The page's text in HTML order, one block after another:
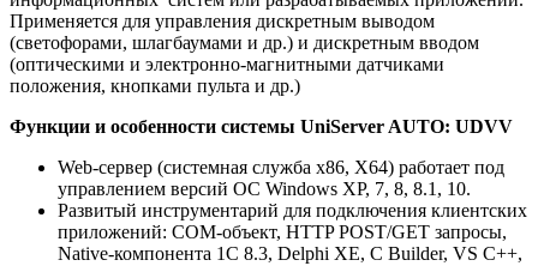
Применяется для управления дискретным выводом
(светофорами, шлагбаумами и др.) и дискретным вводом
(оптическими и электронно-магнитными датчиками
положения, кнопками пульта и др.)
Функции и особенности системы UniServer AUTO: UDVV
Web-сервер (системная служба x86, X64) работает под
управлением версий ОС Windows XP, 7, 8, 8.1, 10.
Развитый инструментарий для подключения клиентских
приложений: COM-объект, HTTP POST/GET запросы,
Native-компонента 1С 8.3, Delphi XE, C Builder, VS C++,